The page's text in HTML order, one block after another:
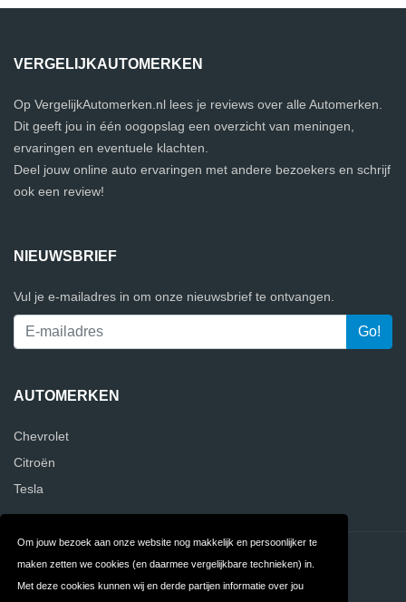
Om jouw bezoek aan onze website nog makkelijk en persoonlijker te
maken zetten we cookies (en daarmee vergelijkbare technieken) in.
Met deze cookies kunnen wij en derde partijen informatie over jou
VERGELIJKAUTOMERKEN
Op VergelijkAutomerken.nl lees je reviews over alle Automerken.
Dit geeft jou in één oogopslag een overzicht van meningen,
ervaringen en eventuele klachten.
Deel jouw online auto ervaringen met andere bezoekers en schrijf
ook een review!
NIEUWSBRIEF
Vul je e-mailadres in om onze nieuwsbrief te ontvangen.
AUTOMERKEN
Chevrolet
Citroën
Tesla
Contact Privacy
Algemene FAQ